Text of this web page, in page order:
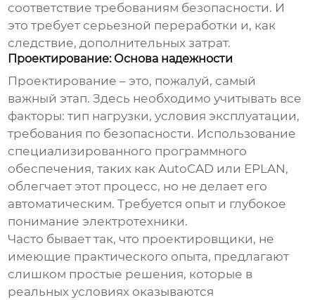
соответствие требованиям безопасности. И
это требует серьезной переработки и, как
следствие, дополнительных затрат.
Проектирование: Основа надежности
Проектирование – это, пожалуй, самый
важный этап. Здесь необходимо учитывать все
факторы: тип нагрузки, условия эксплуатации,
требования по безопасности. Использование
специализированного программного
обеспечения, таких как AutoCAD или EPLAN,
облегчает этот процесс, но не делает его
автоматическим. Требуется опыт и глубокое
понимание электротехники.
Часто бывает так, что проектировщики, не
имеющие практического опыта, предлагают
слишком простые решения, которые в
реальных условиях оказываются